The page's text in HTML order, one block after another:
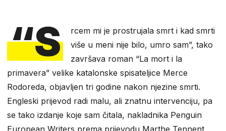
“S
rcem mi je prostrujala smrt i kad smrti
više u meni nije bilo, umro sam”, tako
završava roman “La mort i la
primavera” velike katalonske spisateljice Merce
Rodoreda, objavljen tri godine nakon njezine smrti.
Engleski prijevod radi malu, ali znatnu intervenciju, pa
se tako izdanje koje sam čitala, nakladnika Penguin
European Writers prema prijevodu Marthe Tennent,